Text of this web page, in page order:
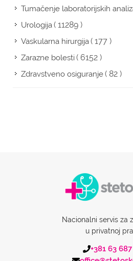
Tumačenje laboratorijskih
Urologija( 11289 )
Vaskularna hirurgija( 177 )
Zarazne bolesti( 6152 )
Zdravstveno osiguranje( 82 )
Nacionalni servis za
u privatnoj
+381 63